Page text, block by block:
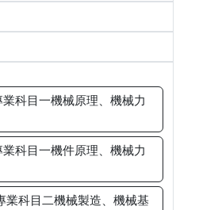
科目一機械原理、機械力
科目一機件原理、機械力
業科目二機械製造、機械基